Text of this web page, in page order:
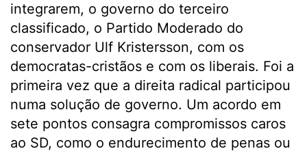
integrarem, o governo do terceiro
classificado, o Partido Moderado do
conservador Ulf Kristersson, com os
democratas-cristãos e com os liberais. Foi a
primeira vez que a direita radical participou
numa solução de governo. Um acordo em
sete pontos consagra compromissos caros
ao SD, como o endurecimento de penas ou